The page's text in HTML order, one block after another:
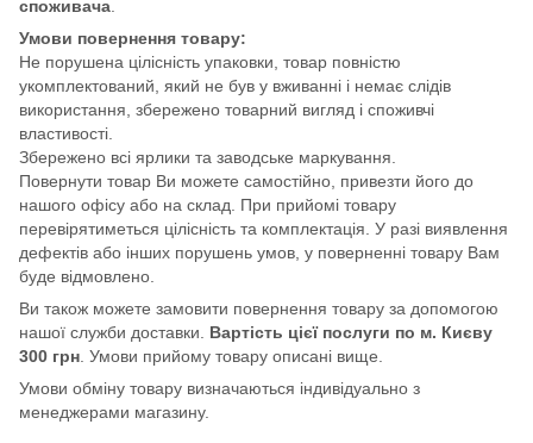
споживача
Умови повернення товару:
Не порушена цілісність упаковки, товар повністю
укомплектований, який не був у вживанні і немає слідів
використання, збережено товарний вигляд і споживчі
властивості.
Збережено всі ярлики та заводське маркування.
Повернути товар Ви можете самостійно, привезти його до
нашого офісу або на склад. При прийомі товару
перевірятиметься цілісність та комплектація. У разі виявлення
дефектів або інших порушень умов, у поверненні товару Вам
буде відмовлено.
Ви також можете замовити повернення товару за допомогою
нашої служби доставки. Вартість цієї послуги по м. Києву
300 грн . Умови прийому товару описані вище.
Умови обміну товару визначаються індивідуально з
менеджерами магазину.